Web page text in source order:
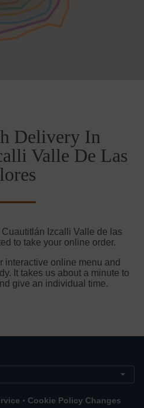
Delivery In
Valle De Las
Izcalli Valle de las
to take your online order.
interactive online menu and
It takes us about a minute to
give an individual time.
. Cookie Policy Changes